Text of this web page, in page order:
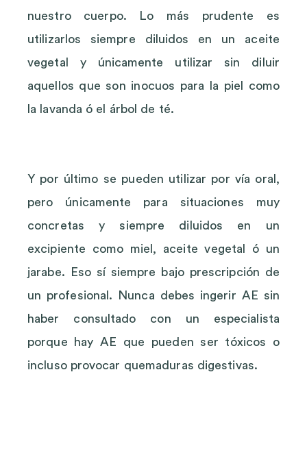
nuestro cuerpo. Lo más prudente es
utilizarlos siempre diluidos en un aceite
vegetal y únicamente utilizar sin diluir
aquellos que son inocuos para la piel como
la lavanda ó el árbol de té.
Y por último se pueden utilizar por vía oral,
pero únicamente para situaciones muy
concretas y siempre diluidos en un
excipiente como miel, aceite vegetal ó un
jarabe. Eso sí siempre bajo prescripción de
un profesional. Nunca debes ingerir AE sin
haber consultado con un especialista
porque hay AE que pueden ser tóxicos o
incluso provocar quemaduras digestivas.